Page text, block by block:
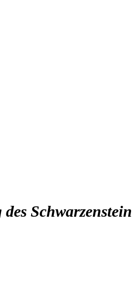
Schwarzenstein